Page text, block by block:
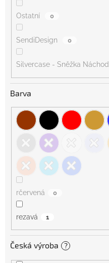
Ostatní 0
SendiDesign 0
Silvercase - Sněžka Náchod
Barva
rčervená 0
rezavá 1
Česká výroba ?